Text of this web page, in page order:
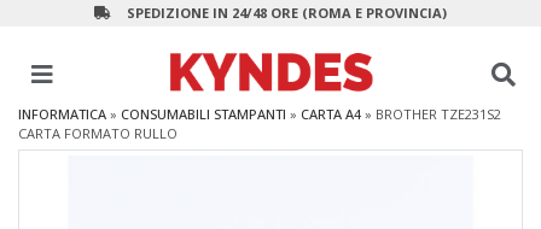
SPEDIZIONE IN 24/48 ORE (ROMA E PROVINCIA)
INFORMATICA » CONSUMABILI STAMPANTI » CARTA A4 » BROTHER TZE231S2
CARTA FORMATO RULLO